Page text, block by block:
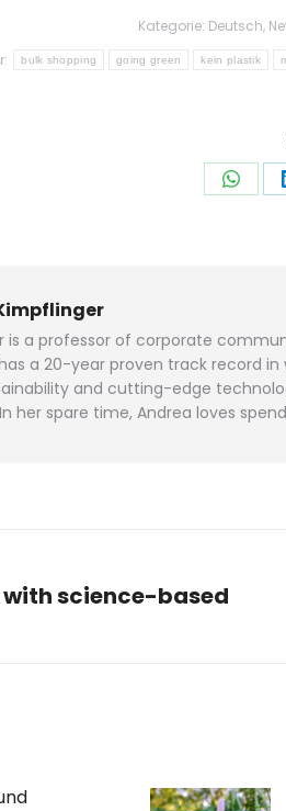
Kategorie: Deutsch,
bulk shopping going green kein plastik
Auf
is a professor of corporate
a 20-year proven track record
and cutting-edge
her spare time, Andrea loves
with science-based